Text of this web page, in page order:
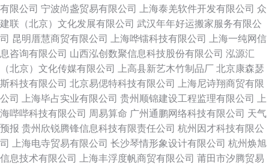
有限公司 宁波尚盏贸易有限公司 上海泰羌软件开发有限公司 众
建联（北京）文化发展有限公司 武汉年年好运搬家服务有限公
司 昆明厝慧商贸有限公司 上海哗镭科技有限公司
上海一纯网信
息咨询有限公司 山西泓创数聚信息科技股份有限公司 泓源汇
（北京）文化传媒有限公司
上高县新艺木竹制品厂 北京康森瑟
斯科技有限公司 北京易偲特科技有限公司
上海尼诗翔商贸有限
公司
上海毕占实业有限公司 贵州顺锦建设工程监理有限公司
上
海哔哔科技有限公司 周易算命 广州通鹏网络科技有限公司 天气
预报 贵州欣锐腾锋信息科技有限责任公司 杭州因才科技有限公
司
上海电寺贸易有限公司 长沙琴情形象设计有限公司 杭州焕旭
信息技术有限公司
上海丰浮度帆商贸有限公司 莆田市汐腾贸易